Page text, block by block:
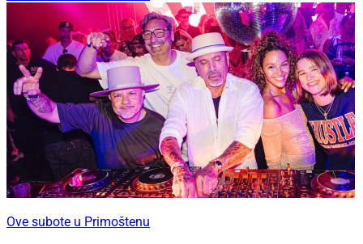
Ove subote u Primoštenu